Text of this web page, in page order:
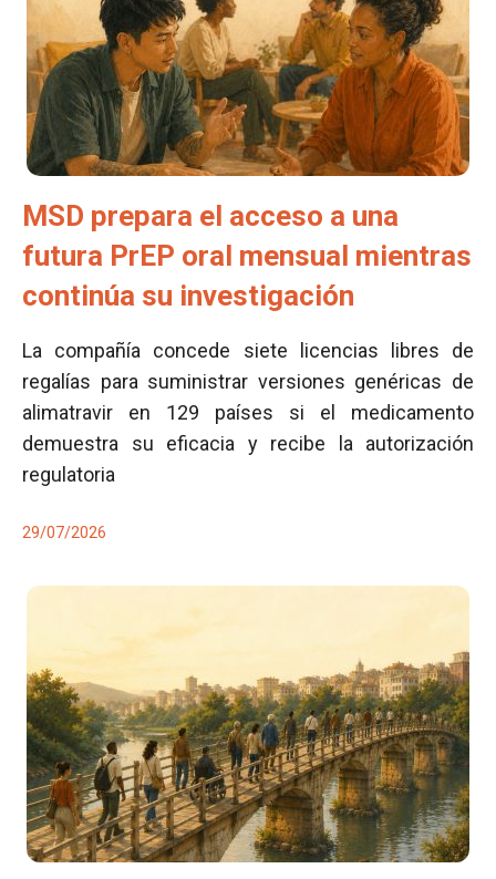
MSD prepara el acceso a una
futura PrEP oral mensual mientras
continúa su investigación
La compañía concede siete licencias libres de
regalías para suministrar versiones genéricas de
alimatravir en 129 países si el medicamento
demuestra su eficacia y recibe la autorización
regulatoria
29/07/2026